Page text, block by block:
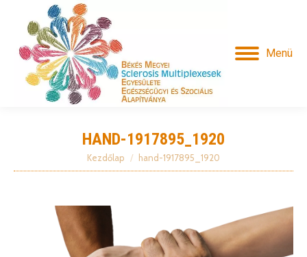
Menü
HAND-1917895_1920
Itt vagy:
Kezdőlap hand-1917895_1920